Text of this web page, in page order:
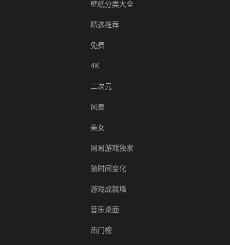
壁纸分类大全
精选推荐
免费
4K
二次元
风景
美女
网易游戏独家
随时间变化
游戏成就墙
音乐桌面
热门榜